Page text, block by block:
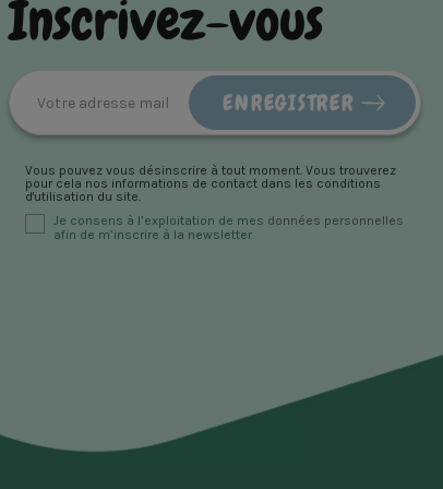
Inscrivez-vous
Vous pouvez vous désinscrire à tout moment. Vous trouverez
pour cela nos informations de contact dans les conditions
d'utilisation du site.
Je consens à l’exploitation de mes données personnelles
afin de m’inscrire à la newsletter.